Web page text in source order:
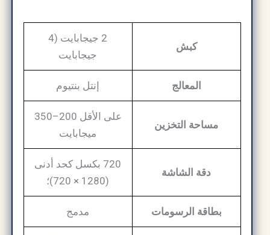
كبش
2 جيجابايت (4
جيجابايت
المعالج إنتل بنتيوم
مساحة التخزين
على الأقل 200–350
ميجابايت
دقة الشاشة
720 بكسل كحد أدنى
بطاقة الرسومات مدمج